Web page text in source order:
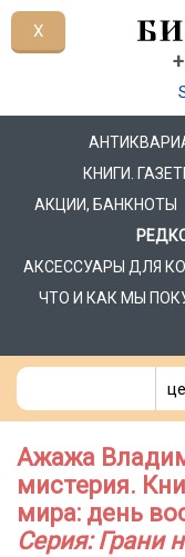
КНИГИ.
АКЦИИ, БАНКНОТЫ
АКСЕССУАРЫ ДЛЯ
ЧТО И КАК МЫ
Ажажа
мистерия.
мира: день
Серия: Грани
X